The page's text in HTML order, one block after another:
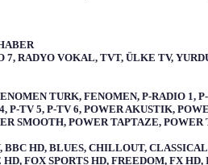
7, RADYO VOKAL, TVT, ÜLKE TV,
TURK, FENOMEN, P-RADIO 1,
P-TV 5, P-TV 6, POWER AKUSTIK,
SMOOTH, POWER TAPTAZE,
HD, BLUES, CHILLOUT,
FOX SPORTS HD, FREEDOM, FX